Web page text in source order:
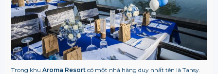
Trong khu Aroma Resortcó một nhà hàng duy nhất tên là Tansy.